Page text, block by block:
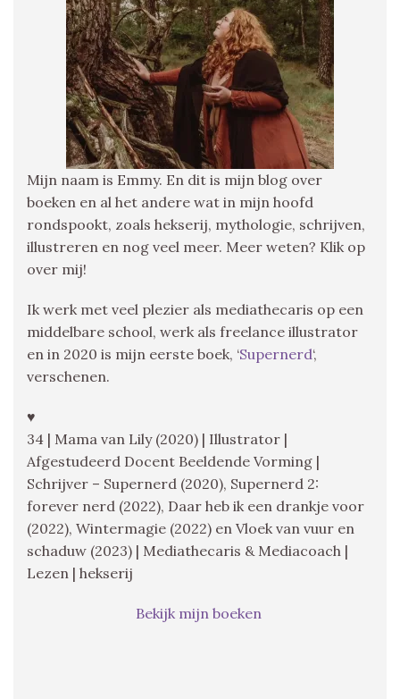
Mijn naam is Emmy. En dit is mijn blog over
boeken en al het andere wat in mijn hoofd
rondspookt, zoals hekserij, mythologie, schrijven,
illustreren en nog veel meer. Meer weten? Klik op
over mij!
Ik werk met veel plezier als mediathecaris op een
middelbare school, werk als freelance illustrator
en in 2020 is mijn eerste boek, ‘Supernerd‘,
verschenen.
♥
34 | Mama van Lily (2020) | Illustrator |
Afgestudeerd Docent Beeldende Vorming |
Schrijver – Supernerd (2020), Supernerd 2:
forever nerd (2022), Daar heb ik een drankje voor
(2022), Wintermagie (2022) en Vloek van vuur en
schaduw (2023) | Mediathecaris & Mediacoach |
Lezen | hekserij
Bekijk mijn boeken